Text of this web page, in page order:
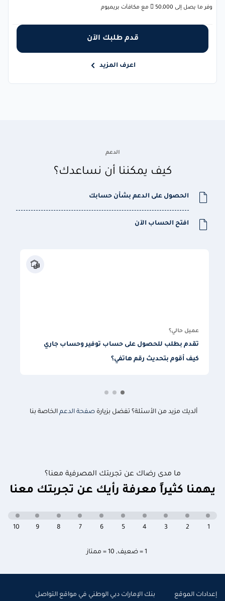
وفر ما يصل إلى 50,000  مع مكافآت بريميوم
قدم طلبك الآن
اعرف المزيد
الدعم
كيف يمكننا أن نساعدك؟
الحصول على الدعم بشأن حسابك
افتح الحساب الآن
عميل حالي؟
تقدم بطلب للحصول على حساب توفير وحساب جاري
كيف أقوم بتحديث رقم هاتفي؟
ألديك مزيد من الأسئلة؟ تفضل بزيارةصفحة الدعم الخاصة بنا
ما مدى رضاك عن تجربتك المصرفية معنا؟
يهمنا كثيراً معرفة رأيك عن تجربتك معنا
1 = ضعيف , 10 = ممتاز
10 9 8 7 6 5 4 3 2 1
إعدادات الموقع
بنك الإمارات دبي الوطني في مواقع التواصل